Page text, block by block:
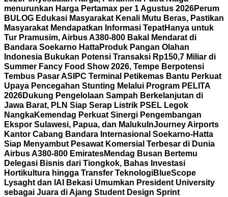
menurunkan Harga Pertamax per 1 Agustus 2026Perum
BULOG Edukasi Masyarakat Kenali Mutu Beras, Pastikan
Masyarakat Mendapatkan Informasi TepatHanya untuk
Tur Pramusim, Airbus A380-800 Bakal Mendarat di
Bandara Soekarno HattaProduk Pangan Olahan
Indonesia Bukukan Potensi Transaksi Rp150,7 Miliar di
Summer Fancy Food Show 2026, Tempe Berpotensi
Tembus Pasar AS IPC Terminal Petikemas Bantu Perkuat
Upaya Pencegahan Stunting Melalui Program PELITA
2026Dukung Pengelolaan Sampah Berkelanjutan di
Jawa Barat, PLN Siap Serap Listrik PSEL Legok
NangkaKemendag Perkuat Sinergi Pengembangan
Ekspor Sulawesi, Papua, dan Maluku InJourney Airports
Kantor Cabang Bandara Internasional Soekarno-Hatta
Siap Menyambut Pesawat Komersial Terbesar di Dunia
Airbus A380-800 EmiratesMendag Busan Bertemu
Delegasi Bisnis dari Tiongkok, Bahas Investasi
Hortikultura hingga Transfer TeknologiBlueScope
Lysaght dan IAI Bekasi Umumkan President University
sebagai Juara di Ajang Student Design Sprint